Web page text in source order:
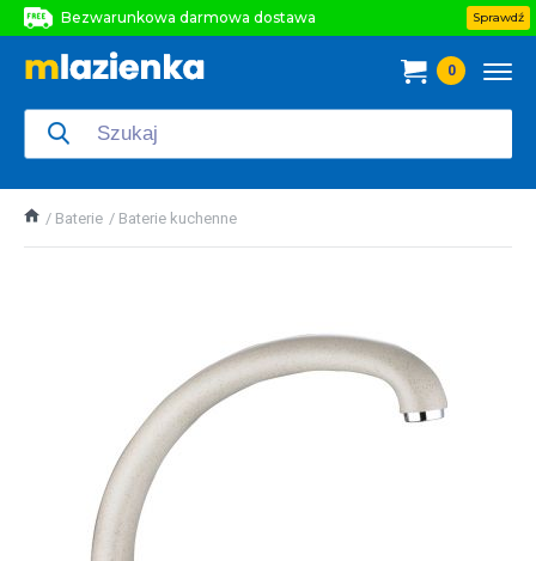
Bezwarunkowa darmowa dostawa
Bezwarunkowa darmowa dostawa
Sprawdź
0
Baterie Baterie kuchenne